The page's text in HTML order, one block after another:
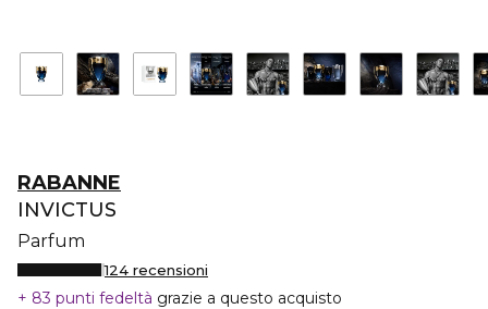
RABANNE
INVICTUS
Parfum
124 recensioni
83 punti fedeltà grazie a questo acquisto